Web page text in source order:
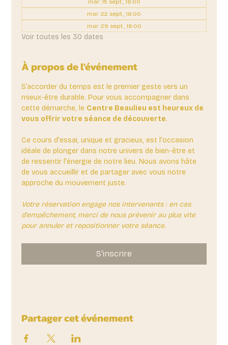
mar. 15 sept., 18:00
mar. 22 sept., 18:00
mar. 29 sept., 18:00
Voir toutes les 30 dates
À propos de l'événement
S’accorder du temps est le premier geste vers un
mieux-être durable. Pour vous accompagner dans
cette démarche, le Centre Beaulieu est heureux de
vous offrir votre séance de découverte.
Ce cours d'essai, unique et gracieux, est l'occasion
idéale de plonger dans notre univers de bien-être et
de ressentir l'énergie de notre lieu. Nous avons hâte
de vous accueillir et de partager avec vous notre
approche du mouvement juste.
Votre réservation engage nos intervenants : en cas
d'empêchement, merci de nous prévenir au plus vite
pour annuler et repositionner votre séance.
S'inscrire
Partager cet événement